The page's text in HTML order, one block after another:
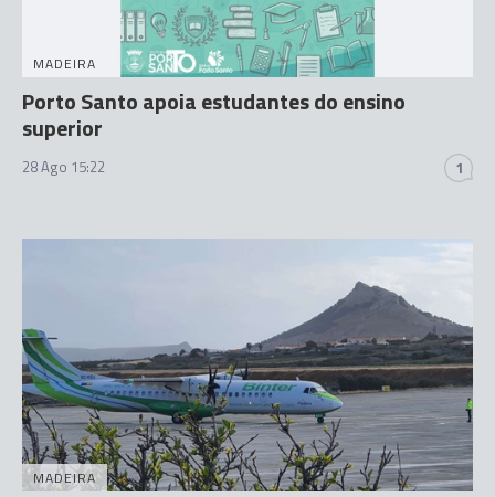
MADEIRA
Porto Santo apoia estudantes do ensino
superior
28 Ago 15:22 1
MADEIRA